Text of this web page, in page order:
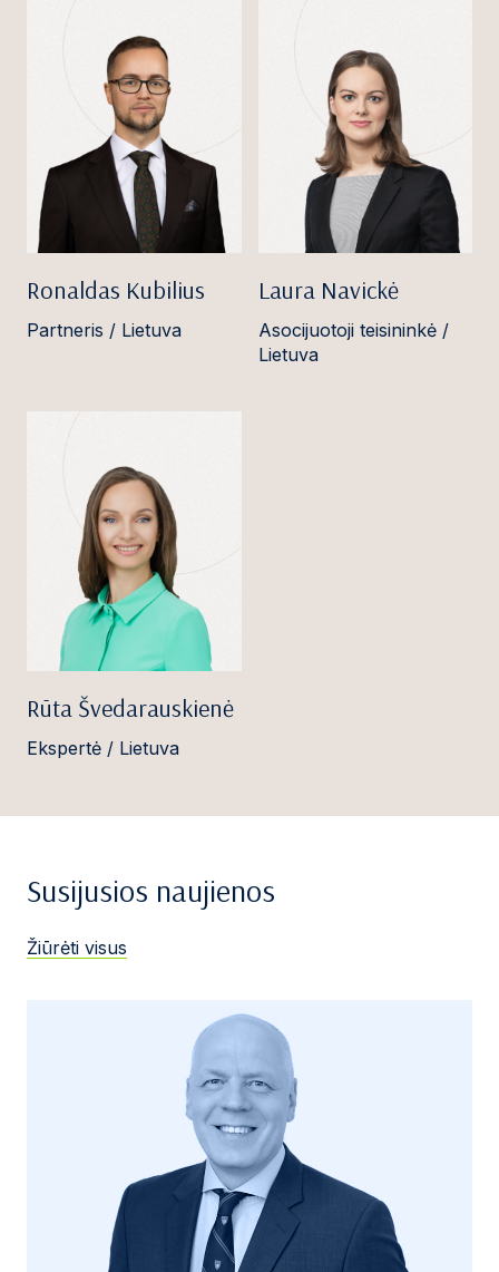
Ronaldas Kubilius
Partneris / Lietuva
Laura Navickė
Asocijuotoji teisininkė /
Lietuva
Rūta Švedarauskienė
Ekspertė / Lietuva
Susijusios naujienos
Žiūrėti visus